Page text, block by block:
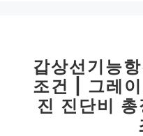
갑상선기능
조건 | 그레
진 진단비